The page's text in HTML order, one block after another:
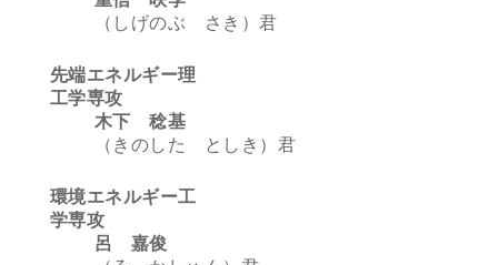
（しげのぶ さき）君
先端エネルギー理
工学専攻
木下 稔基
（きのした としき）君
環境エネルギー工
学専攻
呂 嘉俊